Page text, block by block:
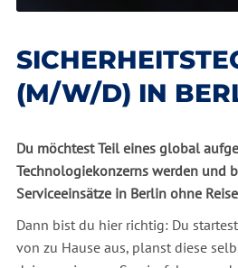
(M/W/D) IN
Du möchtest Teil eines global
Technologiekonzerns werden und
Serviceeinsätze in Berlin ohne
Dann bist du hier richtig: Du
von zu Hause aus, planst diese